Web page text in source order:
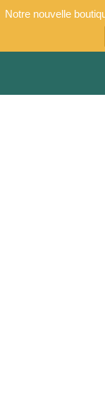
Notre nouvelle